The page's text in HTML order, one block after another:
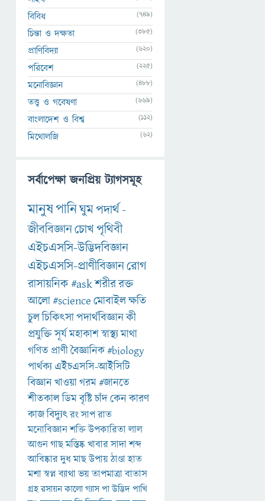
বিবিধ (749)
চিন্তা ও দক্ষতা (385)
প্রাণিবিদ্যা (620)
পরিবেশ (225)
মনোবিজ্ঞান (488)
তত্ত্ব ও গবেষণা (669)
বাংলাদেশ ও বিশ্ব (112)
মিথোলজি (62)
সর্বাপেক্ষা জনপ্রিয় ট্যাগসমূহ
মানুষপানিঘুমপদার্থ-
জীববিজ্ঞানচোখপৃথিবী
এইচএসসি-উদ্ভিদবিজ্ঞান
এইচএসসি-প্রাণীবিজ্ঞানরোগ
রাসায়নিক#askশরীররক্ত
আলো#scienceমোবাইলক্ষতি
চুলচিকিৎসাপদার্থবিজ্ঞানকী
প্রযুক্তিসূর্যমহাকাশস্বাস্থ্যমাথা
গণিত প্রাণীবৈজ্ঞানিক#biology
পার্থক্য এইচএসসি-আইসিটি
বিজ্ঞানখাওয়াগরম#জানতে
শীতকালডিমবৃষ্টিচাঁদকেনকারণ
কাজবিদ্যুৎরংসাপরাত
মনোবিজ্ঞানশক্তিউপকারিতালাল
আগুনগাছমস্তিষ্কখাবারসাদাশব্দ
আবিষ্কারদুধমাছউপায়ঠাণ্ডাহাত
মশাস্বপ্নব্যাথাভয়তাপমাত্রাবাতাস
গ্রহরসায়নকালোগ্যাসপাউদ্ভিদপাখি